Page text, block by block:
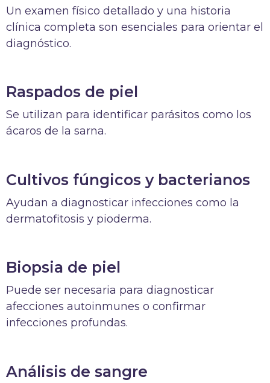
Un examen físico detallado y una historia
clínica completa son esenciales para orientar el
diagnóstico.
Raspados de piel
Se utilizan para identificar parásitos como los
ácaros de la sarna.
Cultivos fúngicos y bacterianos
Ayudan a diagnosticar infecciones como la
dermatofitosis y pioderma.
Biopsia de piel
Puede ser necesaria para diagnosticar
afecciones autoinmunes o confirmar
infecciones profundas.
Análisis de sangre